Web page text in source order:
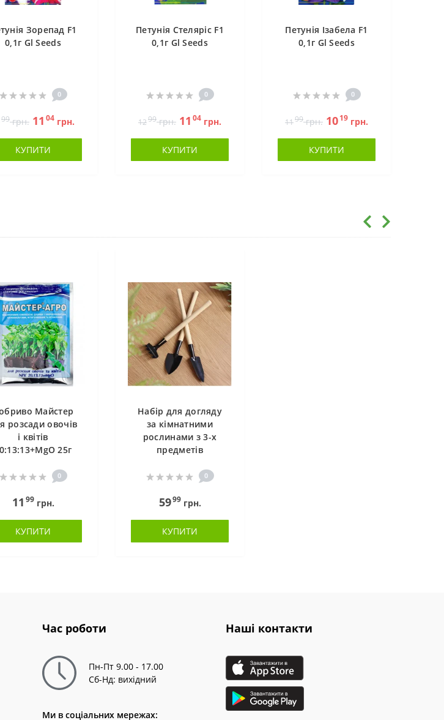
Зорепад F1
0,1г Gl Seeds
0
99грн. 11 04 грн.
КУПИТИ
Петунія Стеляріс F1
0,1г Gl Seeds
0
1299грн. 11 04 грн.
КУПИТИ
Петунія Ізабела F1
0,1г Gl Seeds
0
1199грн. 1019 грн.
КУПИТИ
Майстер
розсади овочів
і квітів
25г
0
11 99грн.
КУПИТИ
Набір для догляду
за кімнатними
рослинами з 3-х
предметів
0
5999грн.
КУПИТИ
Час роботи
Пн-Пт 9.00 - 17.00
Сб-Нд: вихідний
Ми в соціальних мережах:
Наші контакти